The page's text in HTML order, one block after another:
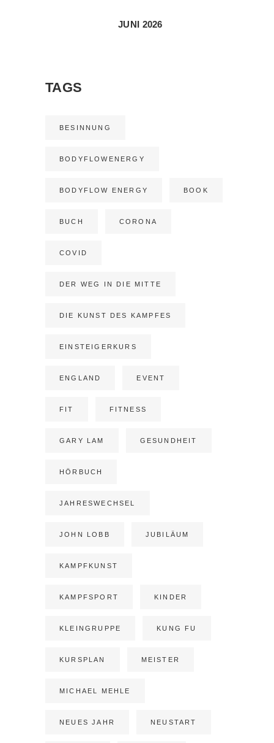
JUNI 2026
TAGS
BESINNUNG
BODYFLOWENERGY
BODYFLOW ENERGY BOOK
BUCH CORONA
COVID
DER WEG IN DIE MITTE
DIE KUNST DES KAMPFES
EINSTEIGERKURS
ENGLAND EVENT
FIT FITNESS
GARY LAM GESUNDHEIT
HÖRBUCH
JAHRESWECHSEL
JOHN LOBB JUBILÄUM
KAMPFKUNST
KAMPFSPORT KINDER
KLEINGRUPPE KUNG FU
KURSPLAN MEISTER
MICHAEL MEHLE
NEUES JAHR NEUSTART